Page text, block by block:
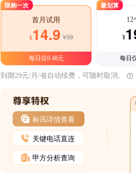
限购一次
首月试用
¥14.9 ¥39
每日仅0.48元
最划算
12
¥
每日
到期29元/月/省自动续费，可随时取消。
标讯详情查看
关键电话直连
甲方分析查询